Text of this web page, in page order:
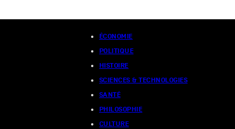
ÉCONOMIE
POLITIQUE
HISTOIRE
SCIENCES & TECHNOLOGIES
SANTÉ
PHILOSOPHIE
CULTURE